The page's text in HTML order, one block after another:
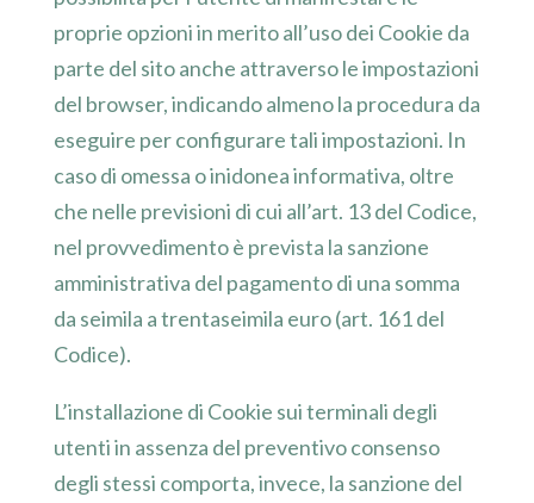
proprie opzioni in merito all’uso dei Cookie da
parte del sito anche attraverso le impostazioni
del browser, indicando almeno la procedura da
eseguire per configurare tali impostazioni. In
caso di omessa o inidonea informativa, oltre
che nelle previsioni di cui all’art. 13 del Codice,
nel provvedimento è prevista la sanzione
amministrativa del pagamento di una somma
da seimila a trentaseimila euro (art. 161 del
Codice).
L’installazione di Cookie sui terminali degli
utenti in assenza del preventivo consenso
degli stessi comporta, invece, la sanzione del